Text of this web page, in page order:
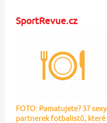
SportRevue.cz
FOTO: Pamatujete? 37 sexy
partnerek fotbalistů, které